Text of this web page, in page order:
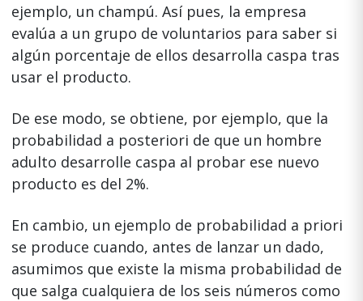
ejemplo, un champú. Así pues, la empresa
evalúa a un grupo de voluntarios para saber si
algún porcentaje de ellos desarrolla caspa tras
usar el producto.
De ese modo, se obtiene, por ejemplo, que la
probabilidad a posteriori de que un hombre
adulto desarrolle caspa al probar ese nuevo
producto es del 2%.
En cambio, un ejemplo de probabilidad a priori
se produce cuando, antes de lanzar un dado,
asumimos que existe la misma probabilidad de
que salga cualquiera de los seis números como